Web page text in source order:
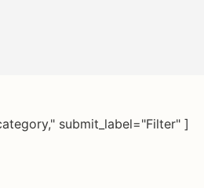
submit_label="Filter" ]